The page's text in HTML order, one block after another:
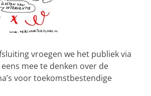
vroegen we het publiek via
mee te denken over de
voor toekomstbestendige